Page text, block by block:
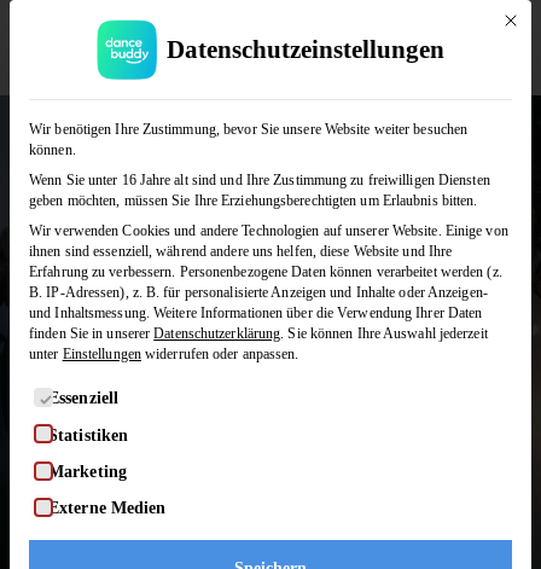
Hochzeitstanz online
lernen
Euer Hochzeitstanz soll sich gut anfühlen – nicht
stressig.
Bei dancebuddy lernt ihr Schritt für Schritt einen
Hochzeitstanz, der zu euch, eurer Musik und
eurem Können passt – egal ob Discofox oder
Walzer.
WELCHER TANZ PASST ZU UNS?
Mit
Datenschutzeinstellungen
Wir benötigen Ihre Zustimmung, bevor Sie unsere Website weiter besuchen
können.
Wenn Sie unter 16 Jahre alt sind und Ihre Zustimmung zu freiwilligen Diensten
geben möchten, müssen Sie Ihre Erziehungsberechtigten um Erlaubnis bitten.
Wir verwenden Cookies und andere Technologien auf unserer Website. Einige von
ihnen sind essenziell, während andere uns helfen, diese Website und Ihre
Erfahrung zu verbessern. Personenbezogene Daten können verarbeitet werden (z.
B. IP-Adressen), z. B. für personalisierte Anzeigen und Inhalte oder Anzeigen-
und Inhaltsmessung. Weitere Informationen über die Verwendung Ihrer Daten
finden Sie in unsererDatenschutzerklärung. Sie können Ihre Auswahl jederzeit
unter Einstellungenwiderrufen oder anpassen.
Es folgt eine Liste der Service-Gruppen, für die eine
Essenziell
Statistiken
Marketing
Externe Medien